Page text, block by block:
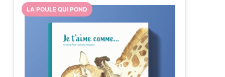
LA POULE QUI POND